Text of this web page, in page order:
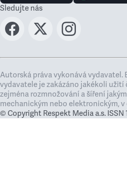
Sledujte nás
Autorská práva vykonává vydavatel.
vydavatele je zakázáno jakékoli užití
zejména rozmnožování a šíření
mechanickým nebo elektronickým, v
© Copyright Respekt Media a.s. ISSN